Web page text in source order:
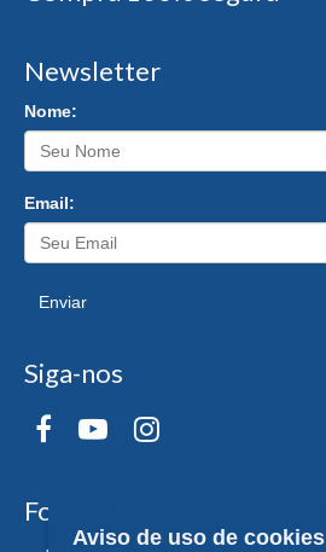
Newsletter
Nome:
Email:
Enviar
Siga-nos
Formas de Pagamento
Aviso de uso de cookies